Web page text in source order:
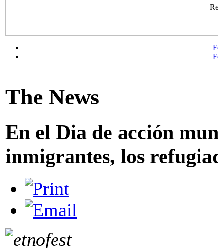
The News
En el Dia de acción
inmigrantes, los